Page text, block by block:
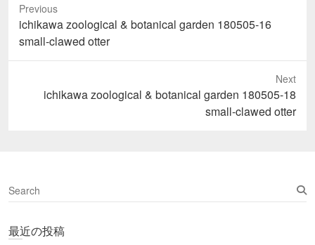
t
e
r
で
有
し
い
)
Previous
Previous
post:
ichikawa zoological & botanical garden 180505-16
small-clawed otter
Next
ichikawa zoological & botanical garden 180505-18
small-clawed otter
S
e
r
最近の投稿